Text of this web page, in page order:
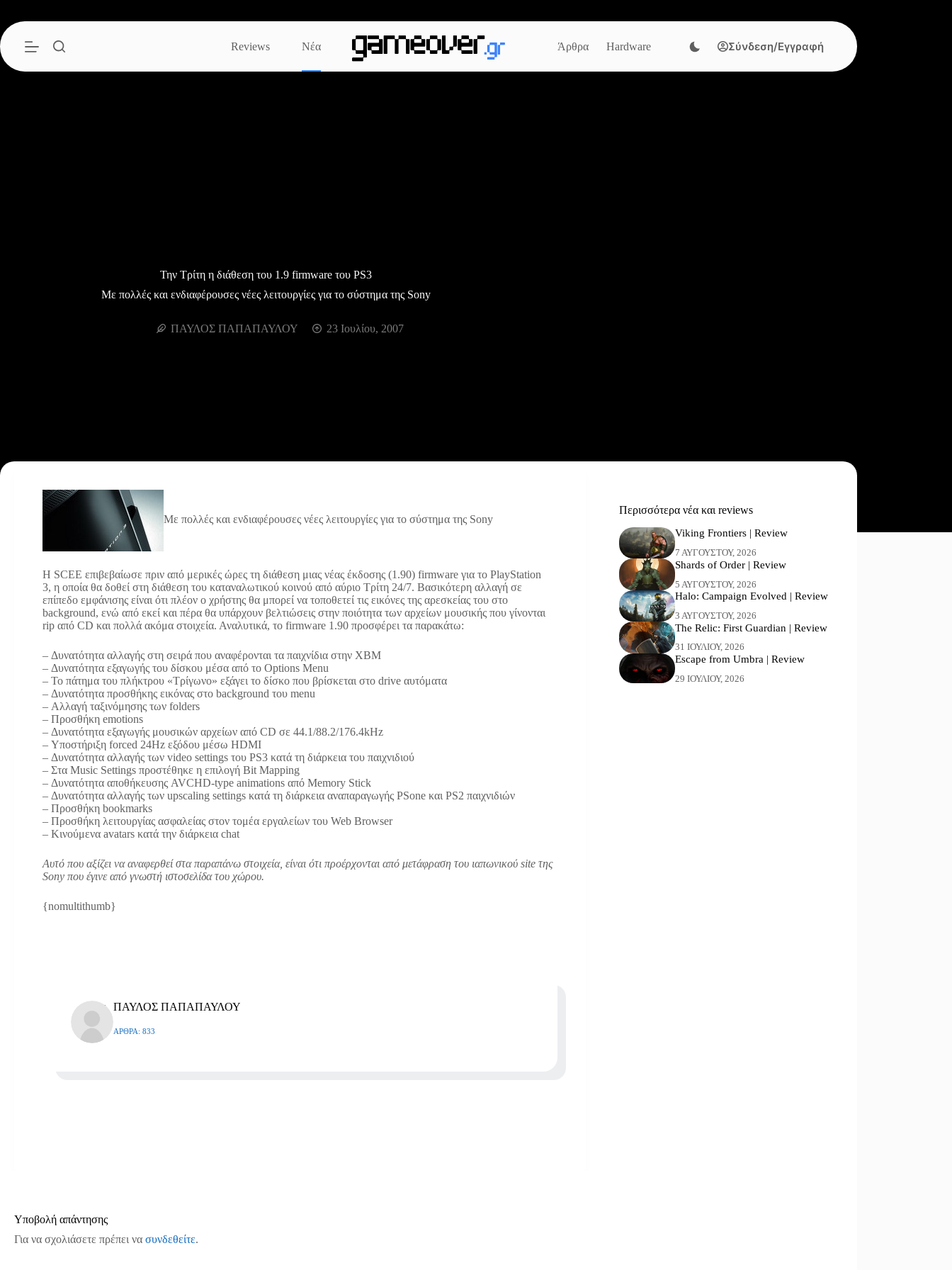
περιεχόμενο
Reviews
Νέα Άρθρα Hardware Σύνδεση/Εγγραφή
Την Τρίτη η διάθεση του 1.9 firmware του PS3
Με πολλές και ενδιαφέρουσες νέες λειτουργίες για το σύστημα της Sony
ΠΑΥΛΟΣ ΠΑΠΑΠΑΥΛΟΥ 23 Ιουλίου, 2007
Με πολλές και ενδιαφέρουσες νέες λειτουργίες για το σύστημα της Sony
Η SCEE επιβεβαίωσε πριν από μερικές ώρες τη διάθεση μιας νέας έκδοσης (1.90) firmware για το PlayStation
3, η οποία θα δοθεί στη διάθεση του καταναλωτικού κοινού από αύριο Τρίτη 24/7. Βασικότερη αλλαγή σε
επίπεδο εμφάνισης είναι ότι πλέον ο χρήστης θα μπορεί να τοποθετεί τις εικόνες της αρεσκείας του στο
background, ενώ από εκεί και πέρα θα υπάρχουν βελτιώσεις στην ποιότητα των αρχείων μουσικής που γίνονται
rip από CD και πολλά ακόμα στοιχεία. Αναλυτικά, το firmware 1.90 προσφέρει τα παρακάτω:
– Δυνατότητα αλλαγής στη σειρά που αναφέρονται τα παιχνίδια στην ΧΒΜ
– Δυνατότητα εξαγωγής του δίσκου μέσα από το Options Menu
– Το πάτημα του πλήκτρου «Τρίγωνο» εξάγει το δίσκο που βρίσκεται στο drive αυτόματα
– Δυνατότητα προσθήκης εικόνας στο background του menu
– Αλλαγή ταξινόμησης των folders
– Προσθήκη emotions
– Δυνατότητα εξαγωγής μουσικών αρχείων από CD σε 44.1/88.2/176.4kHz
– Υποστήριξη forced 24Hz εξόδου μέσω HDMI
– Δυνατότητα αλλαγής των video settings του PS3 κατά τη διάρκεια του παιχνιδιού
– Στα Music Settings προστέθηκε η επιλογή Bit Mapping
– Δυνατότητα αποθήκευσης AVCHD-type animations από Memory Stick
– Δυνατότητα αλλαγής των upscaling settings κατά τη διάρκεια αναπαραγωγής PSone και PS2 παιχνιδιών
– Προσθήκη bookmarks
– Προσθήκη λειτουργίας ασφαλείας στον τομέα εργαλείων του Web Browser
– Κινούμενα avatars κατά την διάρκεια chat
Αυτό που αξίζει να αναφερθεί στα παραπάνω στοιχεία, είναι ότι προέρχονται από μετάφραση του ιαπωνικού site της
Sony που έγινε από γνωστή ιστοσελίδα του χώρου.
{nomultithumb}
ΠΑΥΛΟΣ ΠΑΠΑΠΑΥΛΟΥ
ΆΡΘΡΑ: 833
Περισσότερα νέα και reviews
Viking Frontiers | Review
7 ΑΥΓΟΎΣΤΟΥ, 2026
Shards of Order | Review
5 ΑΥΓΟΎΣΤΟΥ, 2026
Halo: Campaign Evolved | Review
3 ΑΥΓΟΎΣΤΟΥ, 2026
The Relic: First Guardian | Review
31 ΙΟΥΛΊΟΥ, 2026
Escape from Umbra | Review
29 ΙΟΥΛΊΟΥ, 2026
Υποβολή απάντησης
Για να σχολιάσετε πρέπει να συνδεθείτε.